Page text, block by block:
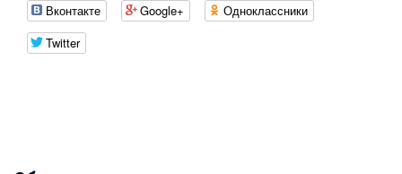
Вконтакте Google+
Одноклассники
Twitter